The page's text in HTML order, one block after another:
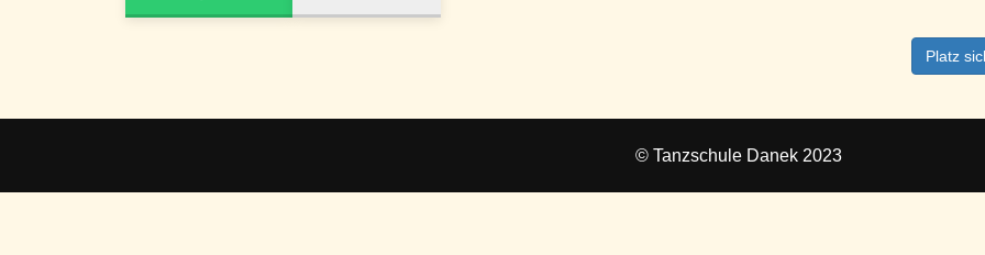
Platz
© Tanzschule Danek 2023